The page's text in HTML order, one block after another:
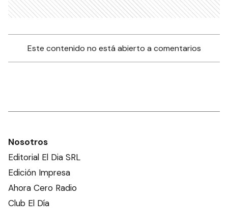
Este contenido no está abierto a comentarios
Nosotros
Editorial El Dia SRL
Edición Impresa
Ahora Cero Radio
Club El Día